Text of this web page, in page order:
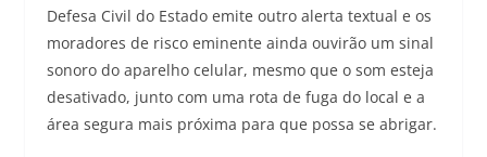
Defesa Civil do Estado emite outro alerta textual e os
moradores de risco eminente ainda ouvirão um sinal
sonoro do aparelho celular, mesmo que o som esteja
desativado, junto com uma rota de fuga do local e a
área segura mais próxima para que possa se abrigar.